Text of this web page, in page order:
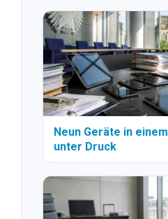
Neun Geräte in
unter Druck